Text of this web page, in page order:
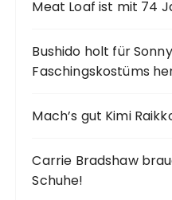
Meat Loaf ist mit 74
Bushido holt für
Faschingskostüms
Mach’s gut Kimi
Carrie Bradshaw
Schuhe!